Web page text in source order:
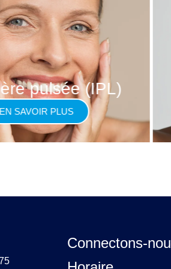
pulsée (IPL)
EN SAVOIR PLUS
Connectons-